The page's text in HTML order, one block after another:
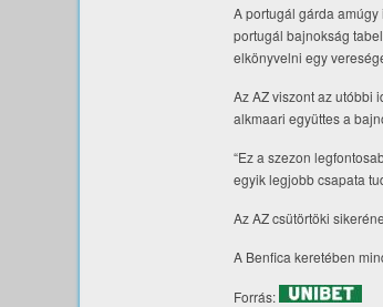
A portugál gárda
portugál bajnokság
elkönyvelni egy
Az AZ viszont az utóbbi
alkmaari együttes a
“Ez a szezon
egyik legjobb csapata
Az AZ csütörtöki
A Benfica keretében
Forrás: